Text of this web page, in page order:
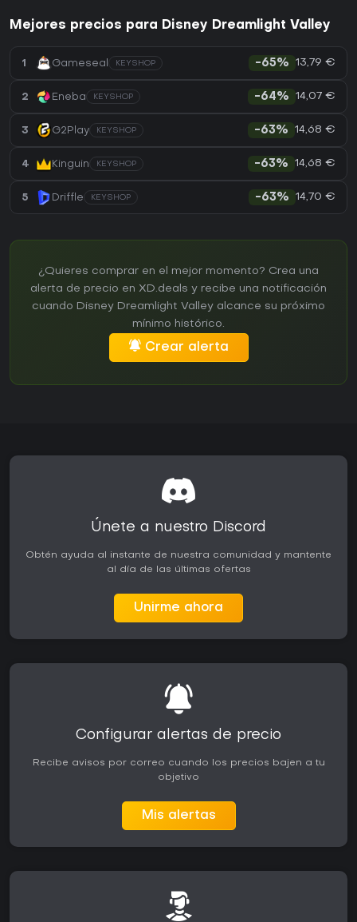
Mejores precios para Disney Dreamlight Valley
1 Gameseal KEYSHOP -65% 13,79 €
2 Eneba KEYSHOP -64% 14,07 €
3 G2Play KEYSHOP -63% 14,68 €
4 Kinguin KEYSHOP -63% 14,68 €
5 Driffle KEYSHOP -63% 14,70 €
¿Quieres comprar en el mejor momento? Crea una
alerta de precio en XD.deals y recibe una notificación
cuando Disney Dreamlight Valley alcance su próximo
mínimo histórico.
Crear alerta
Únete a nuestro Discord
Obtén ayuda al instante de nuestra comunidad y mantente
al día de las últimas ofertas
Unirme ahora
Configurar alertas de precio
Recibe avisos por correo cuando los precios bajen a tu
objetivo
Mis alertas